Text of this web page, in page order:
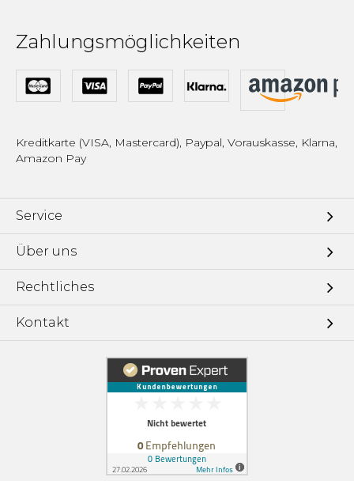
Zahlungsmöglichkeiten
Kreditkarte (VISA, Mastercard), Paypal, Vorauskasse, Klarna,
Amazon Pay
Service
Über uns
Rechtliches
Kontakt